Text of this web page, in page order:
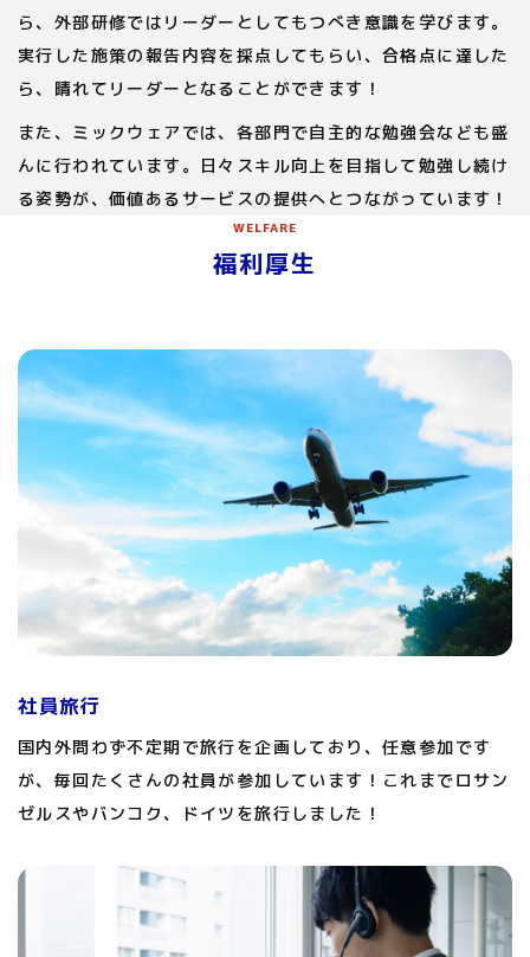
ら、外部研修ではリーダーとしてもつべき意識を学びます。
実行した施策の報告内容を採点してもらい、合格点に達した
ら、晴れてリーダーとなることができます！
また、ミックウェアでは、各部門で自主的な勉強会なども盛
んに行われています。日々スキル向上を目指して勉強し続け
る姿勢が、価値あるサービスの提供へとつながっています！
WELFARE
福利厚生
社員旅行
国内外問わず不定期で旅行を企画しており、任意参加です
が、毎回たくさんの社員が参加しています！これまでロサン
ゼルスやバンコク、ドイツを旅行しました！